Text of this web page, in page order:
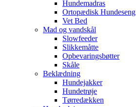
Hundemadras
Ortopædisk Hundeseng
Vet Bed
Mad og vandskål
Slowfeeder
Slikkemåtte
Opbevaringsbøtter
Skåle
Beklædning
Hundejakker
Hundetrøje
Tørredækken